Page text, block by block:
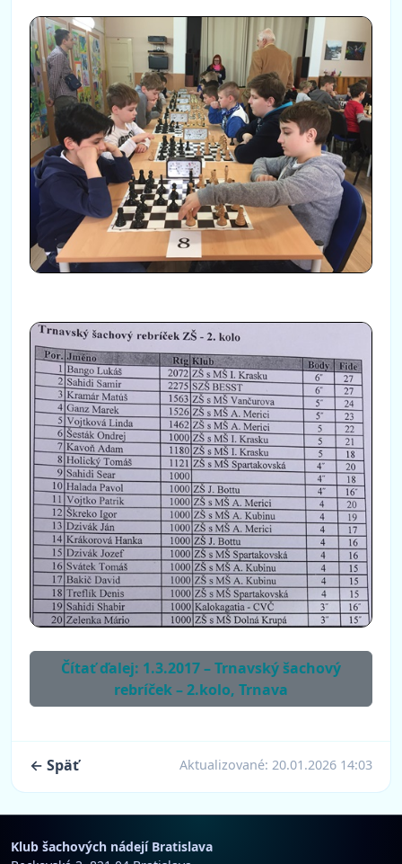
Čítať ďalej: 1.3.2017 – Trnavský šachový
rebríček – 2.kolo, Trnava
← Späť Aktualizované: 20.01.2026 14:03
Klub šachových nádejí Bratislava